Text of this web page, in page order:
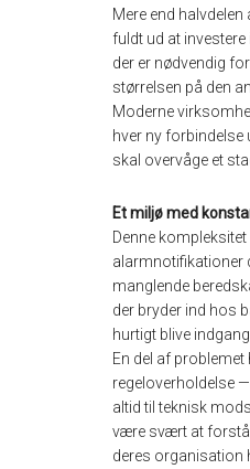
Mere end
fuldt ud at
der er nødvendig
størrelsen på den
Moderne
hver ny forbindelse
skal overvåge et
Et miljø med
Denne
alarmnotifikationer
manglende
der bryder ind hos
hurtigt blive
En del af
regeloverholdelse
altid til teknisk
være svært at forstå
deres organisation